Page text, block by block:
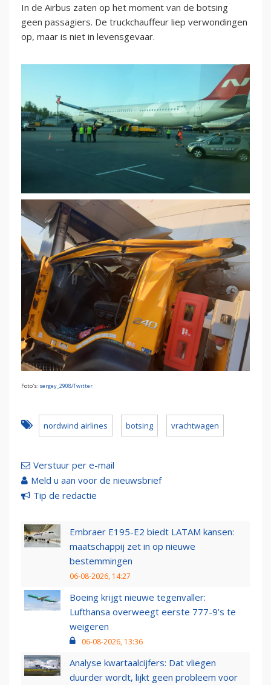
In de Airbus zaten op het moment van de botsing
geen passagiers. De truckchauffeur liep verwondingen
op, maar is niet in levensgevaar.
Foto's: sergey_2908/Twitter
nordwind airlines botsing vrachtwagen
Verstuur per e-mail
Meld u aan voor de nieuwsbrief
Tip de redactie
Embraer E195-E2 biedt LATAM kansen:
maatschappij zet in op nieuwe
bestemmingen
06-08-2026, 14:27
Boeing krijgt nieuwe tegenvaller:
Lufthansa overweegt eerste 777-9’s te
weigeren
06-08-2026, 13:36
Analyse kwartaalcijfers: Dat vliegen
duurder wordt, lijkt geen probleem voor